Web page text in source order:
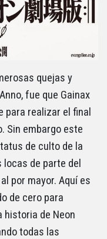
quejas y
fue que Gainax
realizar el final
Sin embargo este
de culto de la
de parte del
por mayor. Aquí es
de cero para
historia de Neon
todas las